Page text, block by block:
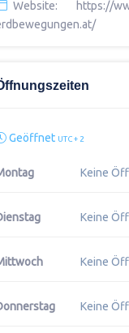
Website:
https://
Geöffnet UTC + 2
Keine
Keine
Keine
Keine